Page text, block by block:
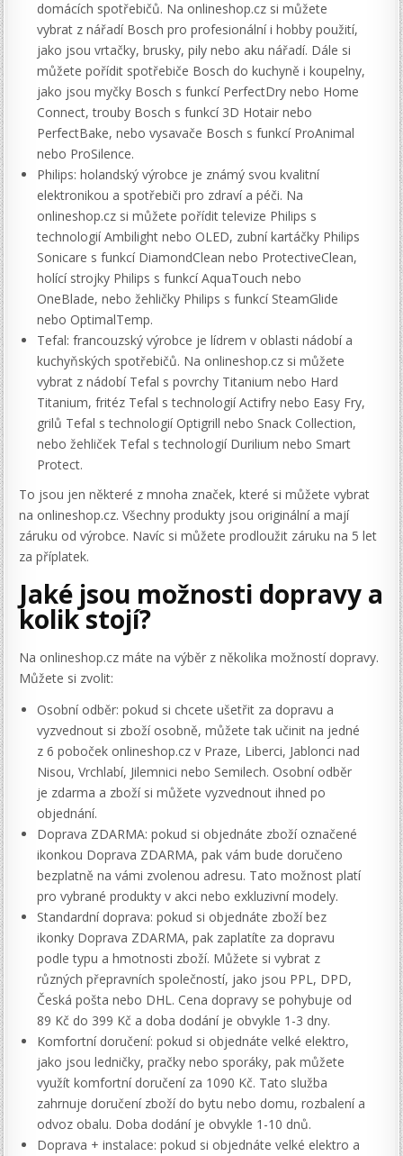
domácích spotřebičů. Na onlineshop.cz si můžete
vybrat z nářadí Bosch pro profesionální i hobby použití,
jako jsou vrtačky, brusky, pily nebo aku nářadí. Dále si
můžete pořídit spotřebiče Bosch do kuchyně i koupelny,
jako jsou myčky Bosch s funkcí PerfectDry nebo Home
Connect, trouby Bosch s funkcí 3D Hotair nebo
PerfectBake, nebo vysavače Bosch s funkcí ProAnimal
nebo ProSilence.
Philips: holandský výrobce je známý svou kvalitní
elektronikou a spotřebiči pro zdraví a péči. Na
onlineshop.cz si můžete pořídit televize Philips s
technologií Ambilight nebo OLED, zubní kartáčky Philips
Sonicare s funkcí DiamondClean nebo ProtectiveClean,
holící strojky Philips s funkcí AquaTouch nebo
OneBlade, nebo žehličky Philips s funkcí SteamGlide
nebo OptimalTemp.
Tefal: francouzský výrobce je lídrem v oblasti nádobí a
kuchyňských spotřebičů. Na onlineshop.cz si můžete
vybrat z nádobí Tefal s povrchy Titanium nebo Hard
Titanium, fritéz Tefal s technologií Actifry nebo Easy Fry,
grilů Tefal s technologií Optigrill nebo Snack Collection,
nebo žehliček Tefal s technologií Durilium nebo Smart
Protect.
To jsou jen některé z mnoha značek, které si můžete vybrat
na onlineshop.cz. Všechny produkty jsou originální a mají
záruku od výrobce. Navíc si můžete prodloužit záruku na 5 let
za příplatek.
Jaké jsou možnosti dopravy a
kolik stojí?
Na onlineshop.cz máte na výběr z několika možností dopravy.
Můžete si zvolit:
Osobní odběr: pokud si chcete ušetřit za dopravu a
vyzvednout si zboží osobně, můžete tak učinit na jedné
z 6 poboček onlineshop.cz v Praze, Liberci, Jablonci nad
Nisou, Vrchlabí, Jilemnici nebo Semilech. Osobní odběr
je zdarma a zboží si můžete vyzvednout ihned po
objednání.
Doprava ZDARMA: pokud si objednáte zboží označené
ikonkou Doprava ZDARMA, pak vám bude doručeno
bezplatně na vámi zvolenou adresu. Tato možnost platí
pro vybrané produkty v akci nebo exkluzivní modely.
Standardní doprava: pokud si objednáte zboží bez
ikonky Doprava ZDARMA, pak zaplatíte za dopravu
podle typu a hmotnosti zboží. Můžete si vybrat z
různých přepravních společností, jako jsou PPL, DPD,
Česká pošta nebo DHL. Cena dopravy se pohybuje od
89 Kč do 399 Kč a doba dodání je obvykle 1-3 dny.
Komfortní doručení: pokud si objednáte velké elektro,
jako jsou ledničky, pračky nebo sporáky, pak můžete
využít komfortní doručení za 1090 Kč. Tato služba
zahrnuje doručení zboží do bytu nebo domu, rozbalení a
odvoz obalu. Doba dodání je obvykle 1-10 dnů.
Doprava + instalace: pokud si objednáte velké elektro a